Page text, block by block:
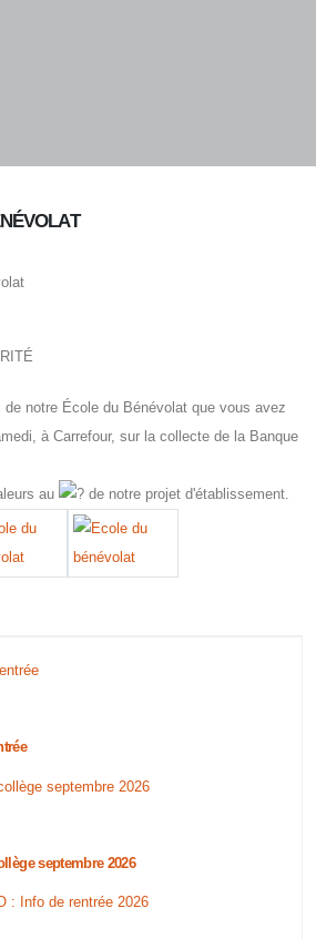
notre École du Bénévolat que vous avez
à Carrefour, sur la collecte de la Banque
au
de notre projet d'établissement.
septembre 2026